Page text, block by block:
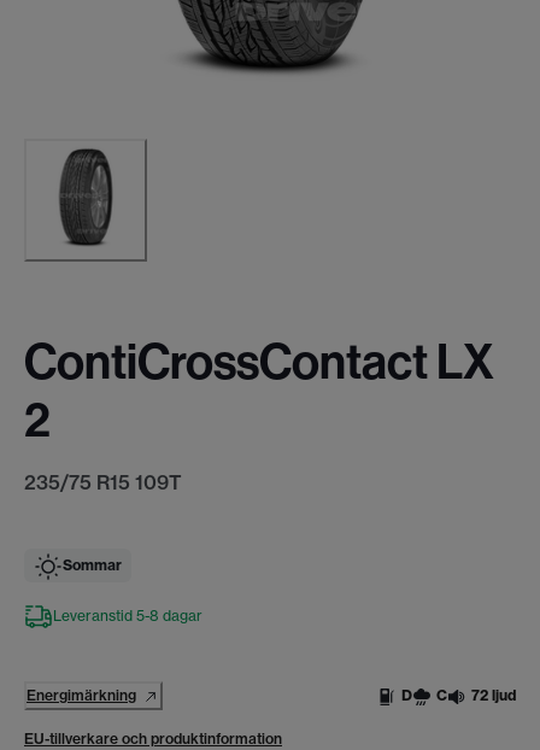
ContiCrossContact LX
2
235/75 R15 109T
Sommar
Leveranstid 5-8 dagar
Energimärkning D C 72 ljud
EU-tillverkare och produktinformation